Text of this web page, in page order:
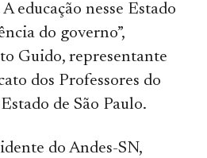
educação nesse Estado
do governo”,
Guido, representante
dos Professores do
de São Paulo.
do Andes-SN,